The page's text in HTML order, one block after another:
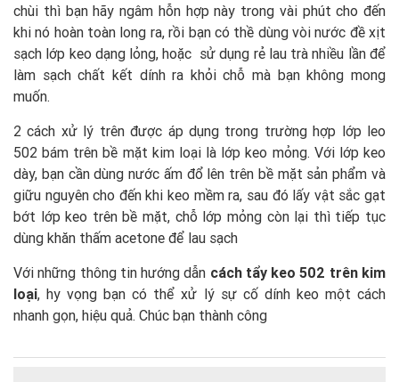
chùi thì bạn hãy ngâm hỗn hợp này trong vài phút cho đến
khi nó hoàn toàn long ra, rồi bạn có thề dùng vòi nước đề xịt
sạch lớp keo dạng lỏng, hoặc sử dụng rẻ lau trà nhiều lần để
làm sạch chất kết dính ra khỏi chỗ mà bạn không mong
muốn.
2 cách xử lý trên được áp dụng trong trường hợp lớp leo
502 bám trên bề mặt kim loại là lớp keo mỏng. Với lớp keo
dày, bạn cần dùng nước ấm đổ lên trên bề mặt sản phẩm và
giữu nguyên cho đến khi keo mềm ra, sau đó lấy vật sắc gạt
bớt lớp keo trên bề mặt, chỗ lớp mỏng còn lại thì tiếp tục
dùng khăn thấm acetone để lau sạch
Với những thông tin hướng dẫn cách tẩy keo 502 trên kim
loại, hy vọng bạn có thể xử lý sự cố dính keo một cách
nhanh gọn, hiệu quả. Chúc bạn thành công